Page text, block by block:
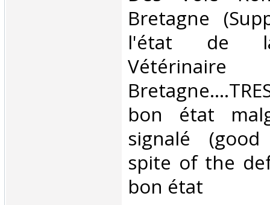
Bretagne
l'état de
bon état
signalé
spite of the
bon état ‎